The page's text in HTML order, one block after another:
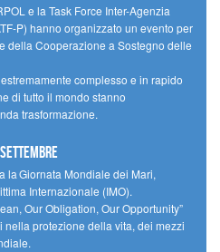
e la Task Force Inter-Agenzia
P) hanno organizzato un evento per
della Cooperazione a Sostegno delle
complesso e in rapido
di tutto il mondo stanno
trasformazione.
la Giornata Mondiale dei Mari,
Internazionale (IMO).
Our Obligation, Our Opportunity”
nella protezione della vita, dei mezzi